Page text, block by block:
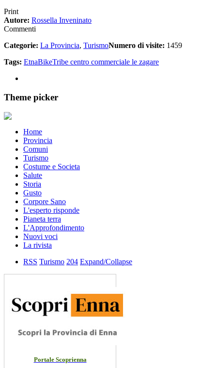
Print
Autore: Rossella Inveninato
Commenti
Categorie: La Provincia, TurismoNumero di visite: 1459
Tags: EtnaBikeTribe centro commerciale le zagare
Theme picker
Home
Provincia
Comuni
Turismo
Costume e Societa
Salute
Storia
Gusto
Corpore Sano
L'esperto risponde
Pianeta terra
L'Approfondimento
Nuovi voci
La rivista
RSS Turismo 204 Expand/Collapse
Portale Scoprienna